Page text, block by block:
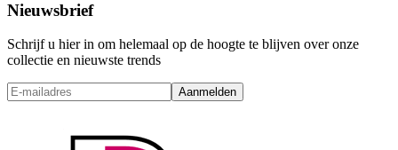
Nieuwsbrief
Schrijf u hier in om helemaal op de hoogte te blijven over onze
collectie en nieuwste trends
Aanmelden